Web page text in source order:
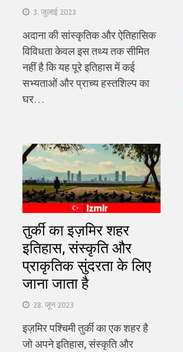
3. जुलाई 2023
अदाना की सांस्कृतिक और ऐतिहासिक
विविधता केवल इस तथ्य तक सीमित
नहीं है कि यह पूरे इतिहास में कई
सभ्यताओं और प्राच्य हस्तशिल्प का
घर…
तुर्की का इज़मिर शहर
इतिहास, संस्कृति और
प्राकृतिक सुंदरता के लिए
जाना जाता है
28. जून 2023
इज़मिर पश्चिमी तुर्की का एक शहर है
जो अपने इतिहास, संस्कृति और